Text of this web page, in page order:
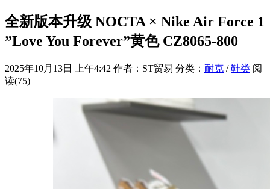
全新版本升级 NOCTA × Nike Air Force 1
”Love You Forever”黄色 CZ8065-800
2025年10月13日 上午4:42 作者：ST贸易 分类： 耐克 /鞋类 阅
读(75)